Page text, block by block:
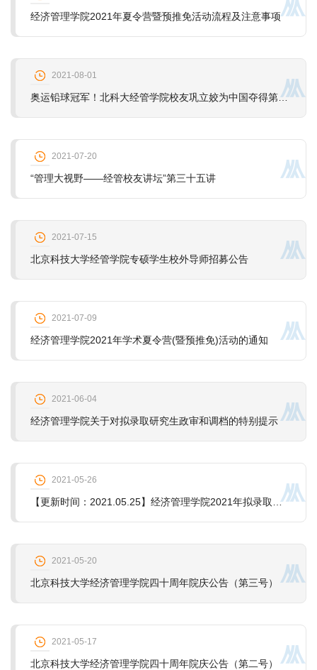
经济管理学院2021年夏令营暨预推免活动流程及注意事项
2021-08-01
奥运铅球冠军！北科大经管学院校友巩立姣为中国夺得第22金！
2021-07-20
“管理大视野——经管校友讲坛”第三十五讲
2021-07-15
北京科技大学经管学院专硕学生校外导师招募公告
2021-07-09
经济管理学院2021年学术夏令营(暨预推免)活动的通知
2021-06-04
经济管理学院关于对拟录取研究生政审和调档的特别提示
2021-05-26
【更新时间：2021.05.25】经济管理学院2021年拟录取研究生政审表接收情况统计
2021-05-20
北京科技大学经济管理学院四十周年院庆公告（第三号）
2021-05-17
北京科技大学经济管理学院四十周年院庆公告（第二号）